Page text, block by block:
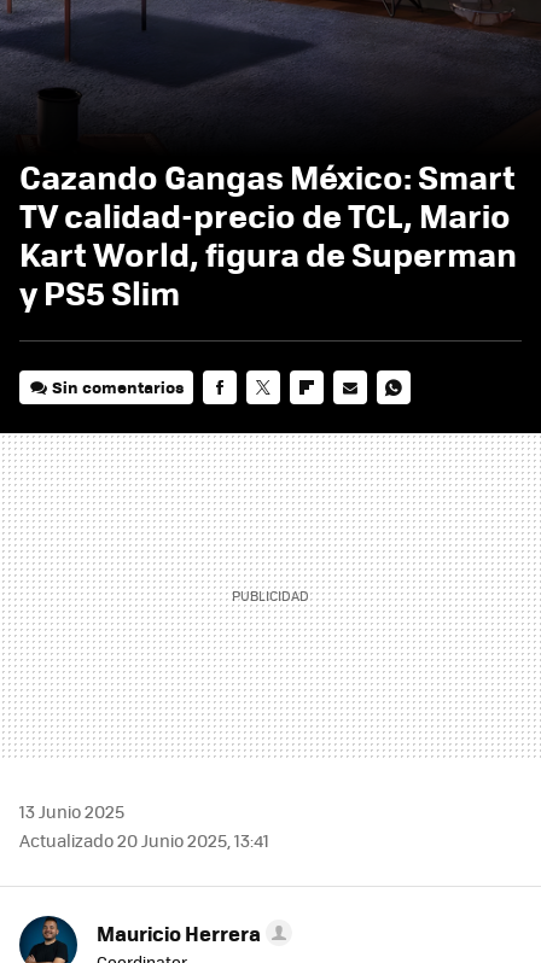
Cazando Gangas México: Smart
TV calidad-precio de TCL, Mario
Kart World, figura de Superman
y PS5 Slim
Sin comentarios
MAIL
13 Junio 2025
Actualizado 20 Junio 2025, 13:41
Mauricio Herrera